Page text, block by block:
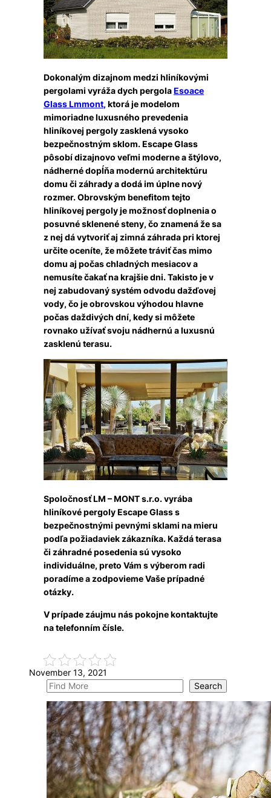
Dokonalým dizajnom medzi hliníkovými
pergolami vyráža dych pergolaEsoace
Glass Lmmont, ktorá je modelom
mimoriadne luxusného prevedenia
hliníkovej pergoly zasklená vysoko
bezpečnostným sklom. Escape Glass
pôsobí dizajnovo veľmi moderne a štýlovo,
nádherné dopĺňa modernú architektúru
domu či záhrady a dodá im úplne nový
rozmer. Obrovským benefitom tejto
hliníkovej pergoly je možnosť doplnenia o
posuvné sklenené steny, čo znamená že sa
z nej dá vytvoriť aj zimná záhrada pri ktorej
určite oceníte, že môžete tráviť čas mimo
domu aj počas chladných mesiacov a
nemusíte čakať na krajšie dni. Takisto je v
nej zabudovaný systém odvodu dažďovej
vody, čo je obrovskou výhodou hlavne
počas daždivých dní, kedy si môžete
rovnako užívať svoju nádhernú a luxusnú
zasklenú terasu.
Spoločnosť LM – MONT s.r.o. vyrába
hliníkové pergoly Escape Glass s
bezpečnostnými pevnými sklami na mieru
podľa požiadaviek zákazníka. Každá terasa
či záhradné posedenia sú vysoko
individuálne, preto Vám s výberom radi
poradíme a zodpovieme Vaše prípadné
otázky.
V prípade záujmu nás pokojne kontaktujte
na telefonním čísle.
November 13, 2021
S
a
r
c
h
Search